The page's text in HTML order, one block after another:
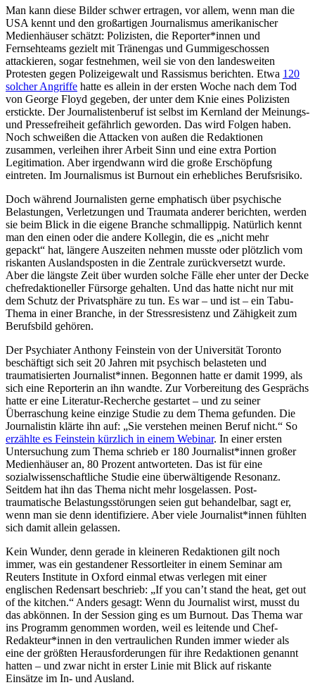
Man kann diese Bilder schwer ertragen, vor allem, wenn man die
USA kennt und den großartigen Journalismus amerikanischer
Medienhäuser schätzt: Polizisten, die Reporter*innen und
Fernsehteams gezielt mit Tränengas und Gummigeschossen
attackieren, sogar festnehmen, weil sie von den landesweiten
Protesten gegen Polizeigewalt und Rassismus berichten. Etwa 120
solcher Angriffe hatte es allein in der ersten Woche nach dem Tod
von George Floyd gegeben, der unter dem Knie eines Polizisten
erstickte. Der Journalistenberuf ist selbst im Kernland der Meinungs-
und Pressefreiheit gefährlich geworden. Das wird Folgen haben.
Noch schweißen die Attacken von außen die Redaktionen
zusammen, verleihen ihrer Arbeit Sinn und eine extra Portion
Legitimation. Aber irgendwann wird die große Erschöpfung
eintreten. Im Journalismus ist Burnout ein erhebliches Berufsrisiko.
Doch während Journalisten gerne emphatisch über psychische
Belastungen, Verletzungen und Traumata anderer berichten, werden
sie beim Blick in die eigene Branche schmallippig. Natürlich kennt
man den einen oder die andere Kollegin, die es „nicht mehr
gepackt“ hat, längere Auszeiten nehmen musste oder plötzlich vom
riskanten Auslandsposten in die Zentrale zurückversetzt wurde.
Aber die längste Zeit über wurden solche Fälle eher unter der Decke
chefredaktioneller Fürsorge gehalten. Und das hatte nicht nur mit
dem Schutz der Privatsphäre zu tun. Es war – und ist – ein Tabu-
Thema in einer Branche, in der Stressresistenz und Zähigkeit zum
Berufsbild gehören.
Der Psychiater Anthony Feinstein von der Universität Toronto
beschäftigt sich seit 20 Jahren mit psychisch belasteten und
traumatisierten Journalist*innen. Begonnen hatte er damit 1999, als
sich eine Reporterin an ihn wandte. Zur Vorbereitung des Gesprächs
hatte er eine Literatur-Recherche gestartet – und zu seiner
Überraschung keine einzige Studie zu dem Thema gefunden. Die
Journalistin klärte ihn auf: „Sie verstehen meinen Beruf nicht.“ So
erzählte es Feinstein kürzlich in einem Webinar. In einer ersten
Untersuchung zum Thema schrieb er 180 Journalist*innen großer
Medienhäuser an, 80 Prozent antworteten. Das ist für eine
sozialwissenschaftliche Studie eine überwältigende Resonanz.
Seitdem hat ihn das Thema nicht mehr losgelassen. Post-
traumatische Belastungsstörungen seien gut behandelbar, sagt er,
wenn man sie denn identifiziere. Aber viele Journalist*innen fühlten
sich damit allein gelassen.
Kein Wunder, denn gerade in kleineren Redaktionen gilt noch
immer, was ein gestandener Ressortleiter in einem Seminar am
Reuters Institute in Oxford einmal etwas verlegen mit einer
englischen Redensart beschrieb: „If you can’t stand the heat, get out
of the kitchen.“ Anders gesagt: Wenn du Journalist wirst, musst du
das abkönnen. In der Session ging es um Burnout. Das Thema war
ins Programm genommen worden, weil es leitende und Chef-
Redakteur*innen in den vertraulichen Runden immer wieder als
eine der größten Herausforderungen für ihre Redaktionen genannt
hatten – und zwar nicht in erster Linie mit Blick auf riskante
Einsätze im In- und Ausland.